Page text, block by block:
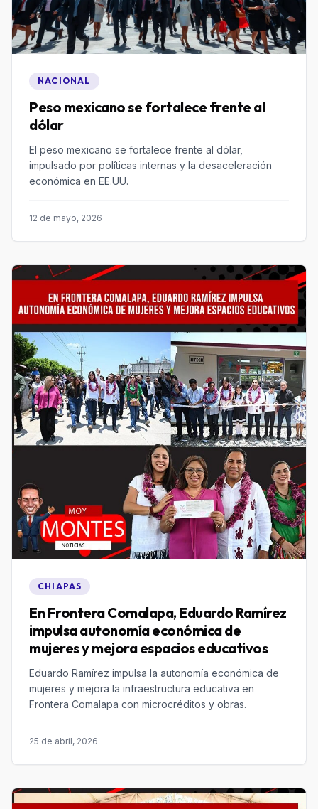
NACIONAL
Peso mexicano se fortalece frente al
dólar
El peso mexicano se fortalece frente al dólar,
impulsado por políticas internas y la desaceleración
económica en EE.UU.
12 de mayo, 2026
CHIAPAS
En Frontera Comalapa, Eduardo Ramírez
impulsa autonomía económica de
mujeres y mejora espacios educativos
Eduardo Ramírez impulsa la autonomía económica de
mujeres y mejora la infraestructura educativa en
Frontera Comalapa con microcréditos y obras.
25 de abril, 2026